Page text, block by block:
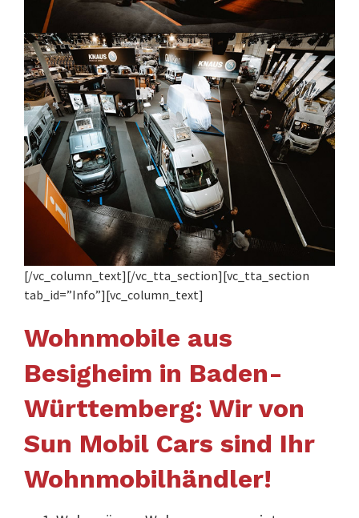
[/vc_column_text][/vc_tta_section][vc_tta_section
tab_id=”Info”][vc_column_text]
Wohnmobile aus
Besigheim in Baden-
Württemberg: Wir von
Sun Mobil Cars sind Ihr
Wohnmobilhändler!